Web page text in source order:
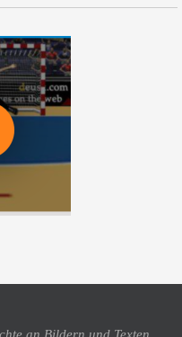
an Bildern und Texten